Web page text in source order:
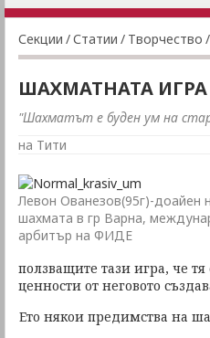
Секции /Статии / Творчество /
ШАХМАТНАТА
"Шахматът е буден ум на
на Тити
Левон Ованезов(95г)-доайен
шахмата в гр Варна,
арбитър на ФИДЕ
ползващите тази игра, че
ценности от неговото
Ето някои предимства на